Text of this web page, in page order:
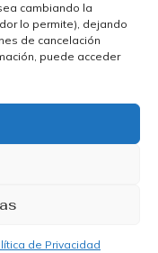
cambiando la
lo permite), dejando
de cancelación
puede acceder
de Privacidad